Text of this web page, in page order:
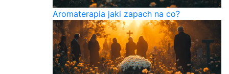
Aromaterapia jaki zapach na co?